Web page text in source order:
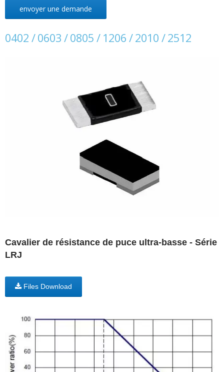
envoyer une demande
0402 / 0603 / 0805 / 1206 / 2010 / 2512
Cavalier de résistance de puce ultra-basse - Série
LRJ
Files Download